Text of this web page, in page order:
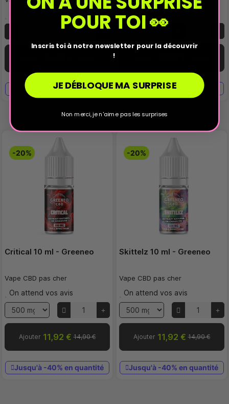
On attend vos avis
Jusqu'à -40% en quantité Jusqu'à -40% en quantité
-20%
Critical 10 ml - Greeneo
Vape CBD pas cher
On attend vos avis
Ajouter 11,92 € 14,90 €
Jusqu'à -40% en quantité
-20%
Skittelz 10 ml - Greeneo
Vape CBD pas cher
On attend vos avis
Ajouter 11,92 € 14,90 €
Jusqu'à -40% en quantité
POUR TOI 👀
Inscris toi à notre newsletter pour la découvrir
!
JE DÉBLOQUE MA SURPRISE
Non merci, je n'aime pas les surprises